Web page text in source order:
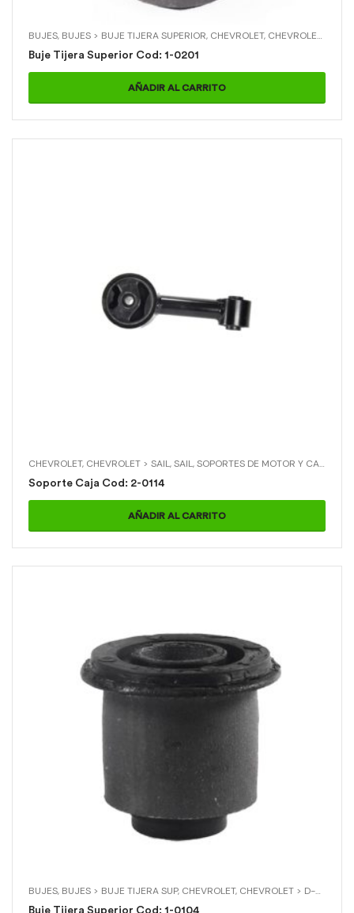
BUJES, BUJES > BUJE TIJERA SUPERIOR, CHEVROLET, CHEVROLET > B2600 04
Buje Tijera Superior Cod: 1-0201
AÑADIR AL CARRITO
CHEVROLET, CHEVROLET > SAIL,SAIL,SOPORTES DE MOTOR Y CAJA
Soporte Caja Cod: 2-0114
AÑADIR AL CARRITO
BUJES, BUJES > BUJE TIJERA SUP, CHEVROLET, CHEVROLET > D-MAX 4X2
Buje Tijera Superior Cod: 1-0104